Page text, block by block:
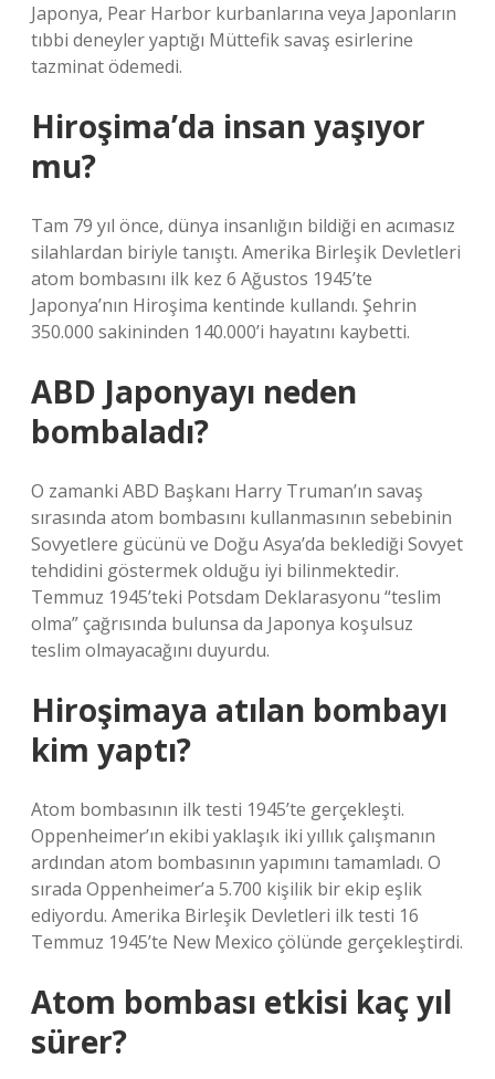
Japonya, Pear Harbor kurbanlarına veya Japonların
tıbbi deneyler yaptığı Müttefik savaş esirlerine
tazminat ödemedi.
Hiroşima’da insan yaşıyor
mu?
Tam 79 yıl önce, dünya insanlığın bildiği en acımasız
silahlardan biriyle tanıştı. Amerika Birleşik Devletleri
atom bombasını ilk kez 6 Ağustos 1945’te
Japonya’nın Hiroşima kentinde kullandı. Şehrin
350.000 sakininden 140.000’i hayatını kaybetti.
ABD Japonyayı neden
bombaladı?
O zamanki ABD Başkanı Harry Truman’ın savaş
sırasında atom bombasını kullanmasının sebebinin
Sovyetlere gücünü ve Doğu Asya’da beklediği Sovyet
tehdidini göstermek olduğu iyi bilinmektedir.
Temmuz 1945’teki Potsdam Deklarasyonu “teslim
olma” çağrısında bulunsa da Japonya koşulsuz
teslim olmayacağını duyurdu.
Hiroşimaya atılan bombayı
kim yaptı?
Atom bombasının ilk testi 1945’te gerçekleşti.
Oppenheimer’ın ekibi yaklaşık iki yıllık çalışmanın
ardından atom bombasının yapımını tamamladı. O
sırada Oppenheimer’a 5.700 kişilik bir ekip eşlik
ediyordu. Amerika Birleşik Devletleri ilk testi 16
Temmuz 1945’te New Mexico çölünde gerçekleştirdi.
Atom bombası etkisi kaç yıl
sürer?